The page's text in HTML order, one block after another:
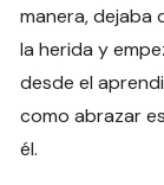
manera, dejaba
la herida y
desde el
como abrazar
él.